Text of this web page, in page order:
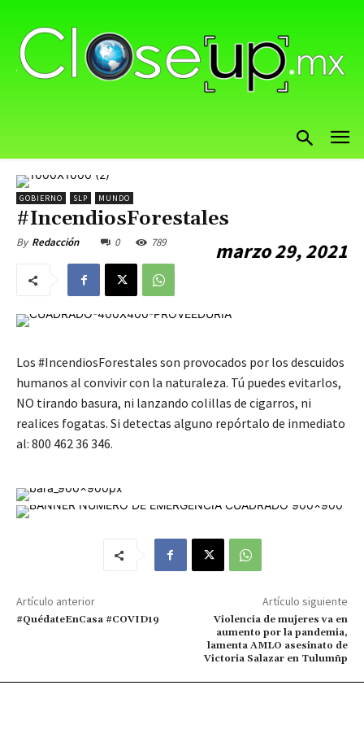
GOBIERNO SLP MUNDO
#IncendiosForestales
By Redacción marzo 29, 2021
0 789
Los #IncendiosForestales son provocados por los descuidos
humanos al convivir con la naturaleza. Tú puedes evitarlos,
NO tirando basura, ni lanzando colillas de cigarros, ni
realices fogatas. Si detectas alguno repórtalo de inmediato
al: 800 462 36 346.
Artículo anterior
#QuédateEnCasa #COVID19
Artículo siguiente
Violencia de mujeres va en
aumento por la pandemia,
lamenta AMLO asesinato de
Victoria Salazar en Tulumñp